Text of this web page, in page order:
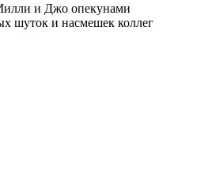
и Джо опекунами
шуток и насмешек коллег